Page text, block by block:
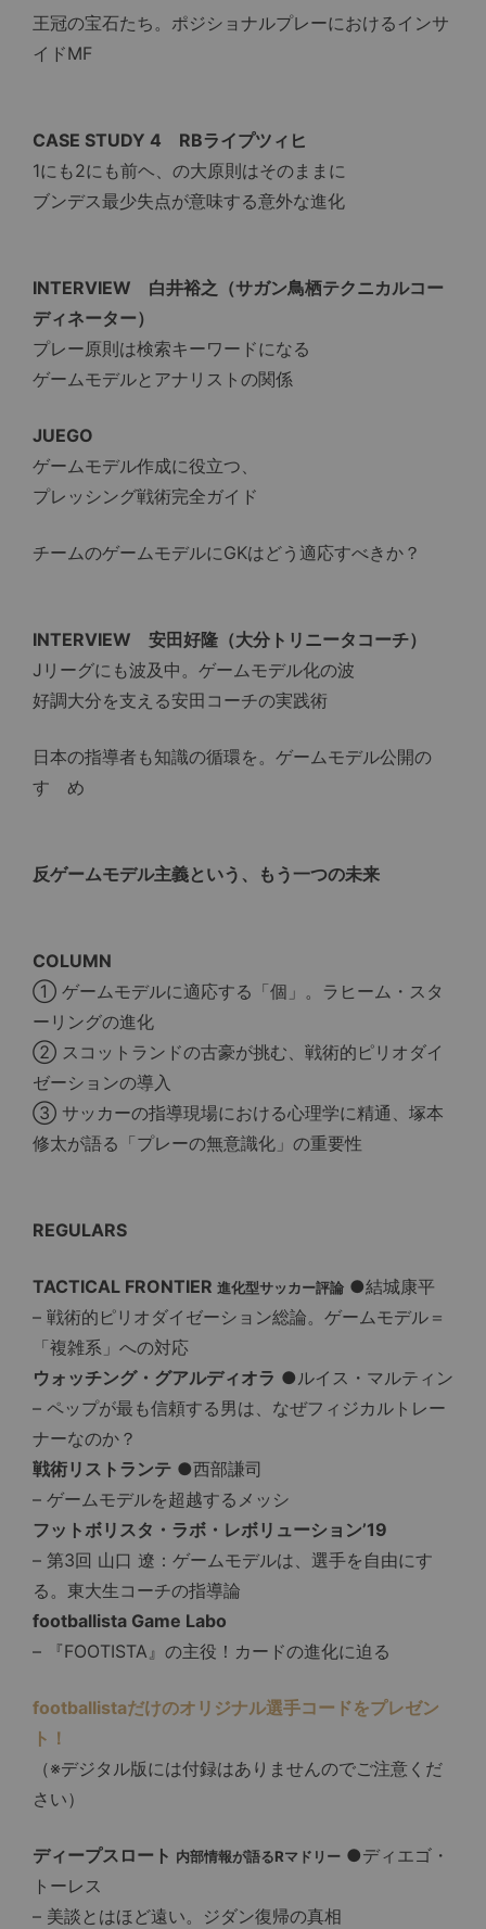
王冠の宝石たち。ポジショナルプレーにおけるインサ
イドMF
CASE STUDY 4 RBライプツィヒ
1にも2にも前ヘ、の大原則はそのままに
ブンデス最少失点が意味する意外な進化
INTERVIEW 白井裕之（サガン鳥栖テクニカルコー
ディネーター）
プレー原則は検索キーワードになる
ゲームモデルとアナリストの関係
JUEGO
ゲームモデル作成に役立つ、
プレッシング戦術完全ガイド
チームのゲームモデルにGKはどう適応すべきか？
INTERVIEW 安田好隆（大分トリニータコーチ）
Jリーグにも波及中。ゲームモデル化の波
好調大分を支える安田コーチの実践術
日本の指導者も知識の循環を。ゲームモデル公開の
すゝめ
反ゲームモデル主義という、もう一つの未来
COLUMN
① ゲームモデルに適応する「個」。ラヒーム・スタ
ーリングの進化
② スコットランドの古豪が挑む、戦術的ピリオダイ
ゼーションの導入
③ サッカーの指導現場における心理学に精通、塚本
修太が語る「プレーの無意識化」の重要性
REGULARS
TACTICAL FRONTIER 進化型サッカー評論 ●結城康平
– 戦術的ピリオダイゼーション総論。ゲームモデル＝
「複雑系」への対応
ウォッチング・グアルディオラ ●ルイス・マルティン
– ペップが最も信頼する男は、なぜフィジカルトレー
ナーなのか？
戦術リストランテ ●西部謙司
– ゲームモデルを超越するメッシ
フットボリスタ・ラボ・レボリューション’19
– 第3回 山口 遼：ゲームモデルは、選手を自由にす
る。東大生コーチの指導論
footballista Game Labo
– 『FOOTISTA』の主役！カードの進化に迫る
footballistaだけのオリジナル選手コードをプレゼン
ト！
（※デジタル版には付録はありませんのでご注意くだ
さい）
ディープスロート 内部情報が語るRマドリー ●ディエゴ・
トーレス
– 美談とはほど遠い。ジダン復帰の真相